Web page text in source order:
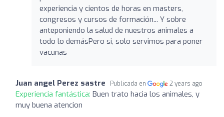
experiencia y cientos de horas en masters,
congresos y cursos de formación... Y sobre
anteponiendo la salud de nuestros animales a
todo lo demásPero si, solo servimos para poner
vacunas
Juan angel Perez sastre Publicada en 2 years ago
Experiencia fantástica: Buen trato hacia los animales, y
muy buena atencion